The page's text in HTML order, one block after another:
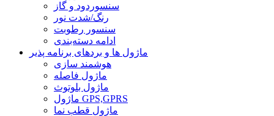
سنسوردود و گاز
رنگ/شدت نور
سنسور رطوبت
ادامه دسته‌بندی
ماژول ها و بردهای برنامه پذیر
هوشمند سازی
ماژول فاصله
ماژول بلوتوث
ماژول GPS,GPRS
ماژول قطب نما